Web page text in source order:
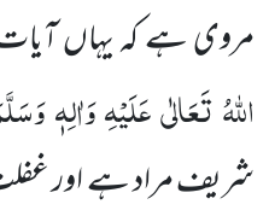
مروی ہے کہ یہاں
اللہُ تَعَالٰی عَلَیْہِ وَاٰلِہٖ
شریف مراد ہے اور